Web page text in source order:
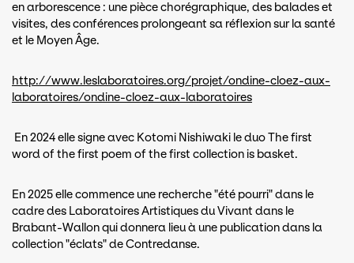
en arborescence : une pièce chorégraphique, des balades et
visites, des conférences prolongeant sa réflexion sur la santé
et le Moyen Âge.
http://www.leslaboratoires.org/projet/ondine-cloez-aux-
laboratoires/ondine-cloez-aux-laboratoires
En 2024 elle signe avec Kotomi Nishiwaki le duo The first
word of the first poem of the first collection is basket.
En 2025 elle commence une recherche "été pourri" dans le
cadre des Laboratoires Artistiques du Vivant dans le
Brabant-Wallon qui donnera lieu à une publication dans la
collection "éclats" de Contredanse.